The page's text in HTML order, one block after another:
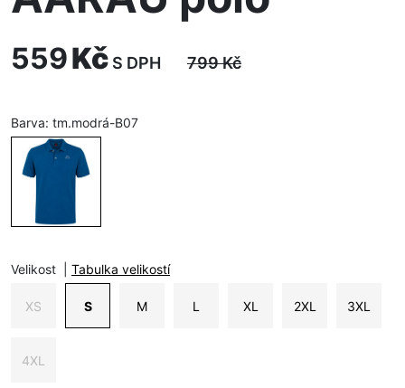
559Kč S DPH 799Kč
Barva: tm.modrá-B07
Velikost Tabulka velikostí
XS S M L XL 2XL 3XL
4XL